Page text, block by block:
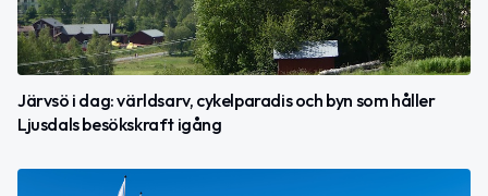
Järvsö i dag: världsarv, cykelparadis och byn som håller
Ljusdals besökskraft igång